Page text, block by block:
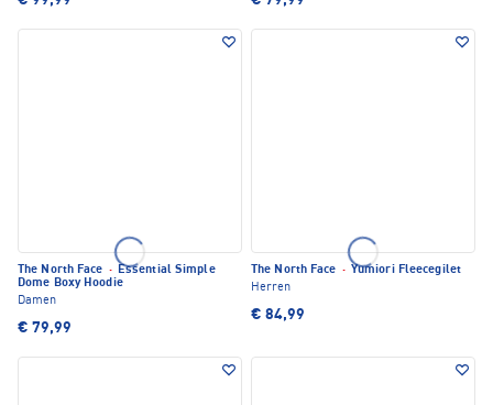
The North Face · Essential Simple
Dome Boxy Hoodie
Damen
€ 79,99
The North Face · Yumiori Fleecegilet
Herren
€ 84,99